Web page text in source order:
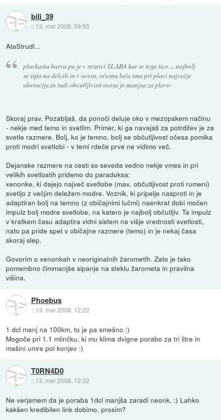
bili_39
:: 13. mar 2008, 09:55
AtaStrudl...
plavkasta barva pa je v resnici SLABA kar se tega tice.... najbolj
se sipa na delcih in v ocesu, očesna leča ima pri plavi največje
aberacije,in tudi obcutljivost ocesa je manjsa za plavo
Skoraj prav. Pozabljaš, da ponoči deluje oko v mezopskem načinu
- nekje med temo in svetlim. Primer, ki ga navajaš za potrditev je za
svetle razmere. Bolj, ko je temno, bolj se občutljivost očesa pomika
proti modri svetlobi - v temi rdeče prve ne vidimo več.
Dejanske razmere na cesti so seveda vedno nekje vmes in pri
velikih svetlostih pridemo do paradoksa:
xenonke, ki dajejo največ svetlobe (max. občutljivost proti rumeni)
svetijo z večjim deležem modre. Voznik, ki pripelje nasproti in je
adaptiran bolj na temno (z običajnimi lučmi) naenkrat dobi močen
impulz bolj modre svetlobe, na katero je najbolj občutljiv. Ta impulz
v kratkem času adaptira vidni sistem na višje vrednosti svetlosti,
nato pa pride spet v običajne razmere (temo) in je nekaj časa
skoraj slep.
Govorim o xenonkah v neoriginalnih žarometih. Zato je tako
pomembno čimmanjše sipanje na steklu žarometa in pravilna
višina.
Phoebus
:: 13. mar 2008, 12:22
1 dcl manj na 100km, to je pa smešno :)
Mogoče pri 1.1 mlinčku, ki mu klima dvigne porabo za tri litre in
mašini umre pol konjev :)
T0RN4D0
:: 13. mar 2008, 12:22
Ne verjamem da je poraba 1dcl manjša zaradi neonk. :) Lahko
kakšen kredibilen link dobimo, prosim?